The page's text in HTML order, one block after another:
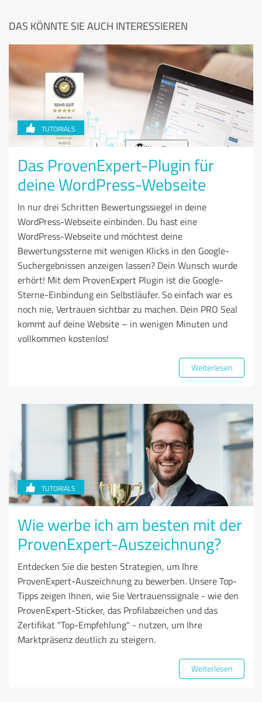
DAS KÖNNTE SIE AUCH INTERESSIEREN
TUTORIALS
Das ProvenExpert-Plugin für
deine WordPress-Webseite
In nur drei Schritten Bewertungssiegel in deine
WordPress-Webseite einbinden. Du hast eine
WordPress-Webseite und möchtest deine
Bewertungssterne mit wenigen Klicks in den Google-
Suchergebnissen anzeigen lassen? Dein Wunsch wurde
erhört! Mit dem ProvenExpert Plugin ist die Google-
Sterne-Einbindung ein Selbstläufer. So einfach war es
noch nie, Vertrauen sichtbar zu machen. Dein PRO Seal
kommt auf deine Website – in wenigen Minuten und
vollkommen kostenlos!
Weiterlesen
TUTORIALS
Wie werbe ich am besten mit der
ProvenExpert-Auszeichnung?
Entdecken Sie die besten Strategien, um Ihre
ProvenExpert-Auszeichnung zu bewerben. Unsere Top-
Tipps zeigen Ihnen, wie Sie Vertrauenssignale - wie den
ProvenExpert-Sticker, das Profilabzeichen und das
Zertifikat "Top-Empfehlung" - nutzen, um Ihre
Marktpräsenz deutlich zu steigern.
Weiterlesen